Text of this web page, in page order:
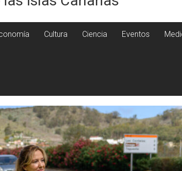
Cultura Ciencia Eventos